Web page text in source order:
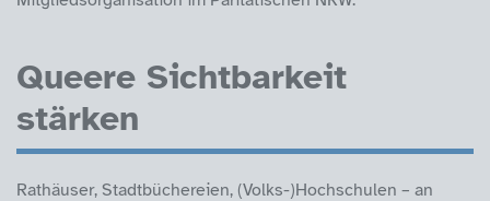
Queere Sichtbarkeit
stärken
Rathäuser, Stadtbüchereien, (Volks-)Hochschulen – an